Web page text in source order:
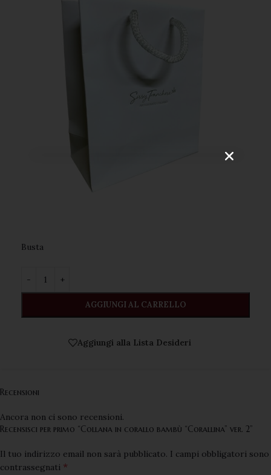
Busta ️
AGGIUNGI AL CARRELLO
Aggiungi alla Lista Desideri
Recensioni
Ancora non ci sono recensioni.
Recensisci per primo “Collana in corallo bambù “Corallina” ver. 2”
Il tuo indirizzo email non sarà pubblicato. I campi obbligatori sono
contrassegnati *